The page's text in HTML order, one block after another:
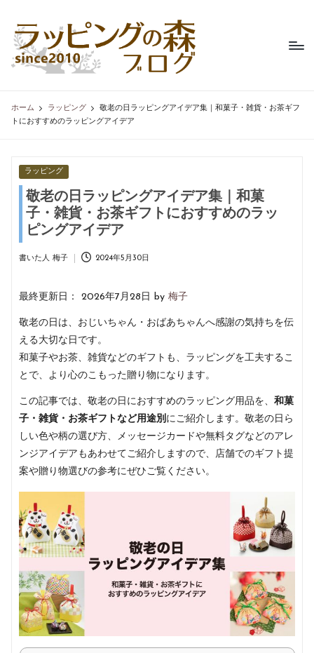
Skip
content
ラ
ッ
ピ
グ
森
ブ
ロ
グ
不
織
布
専
門
ッ
ピ
森
の
ラ
ピ
グ・
グ・
ア
レ
ル
資
の
情
報
を、
ホーム ラッピング
敬老の日ラッピングアイデア集｜和菓子・雑貨・お茶ギフ
トにおすすめのラッピングアイデア
Posted
in
ラッピング
敬老の日ラッピングアイデア集｜和菓
子・雑貨・お茶ギフトにおすすめのラッ
ピングアイデア
書いた人梅子 2024年5月30日
最終更新日： 2026年7月28日 by梅子
敬老の日は、おじいちゃん・おばあちゃんへ感謝の気持ちを伝
える大切な日です。
和菓子やお茶、雑貨などのギフトも、ラッピングを工夫するこ
とで、より心のこもった贈り物になります。
この記事では、敬老の日におすすめのラッピング用品を、和菓
子・雑貨・お茶ギフトなど用途別 にご紹介します。敬老の日ら
しい色や柄の選び方、メッセージカードや無料タグなどのアレ
ンジアイデアもあわせてご紹介しますので、店舗でのギフト提
案や贈り物選びの参考にぜひご覧ください。